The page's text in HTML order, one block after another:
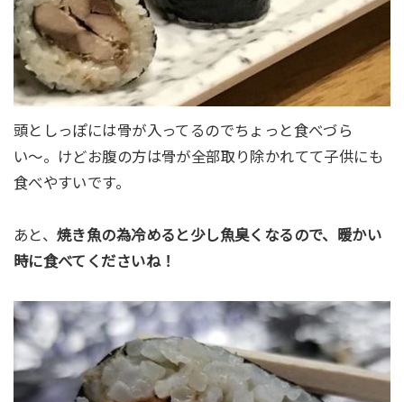
頭としっぽには骨が入ってるのでちょっと食べづら
い〜。けどお腹の方は骨が全部取り除かれてて子供にも
食べやすいです。
あと、焼き魚の為冷めると少し魚臭くなるので、暖かい
時に食べてくださいね！